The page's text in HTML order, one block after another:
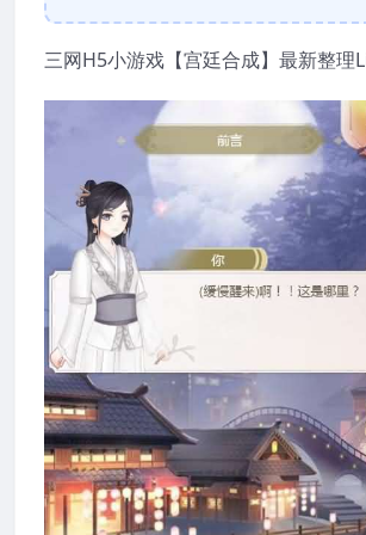
三网H5小游戏【宫廷合成】最新整理